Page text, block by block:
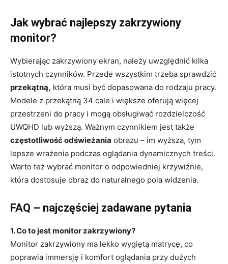
Jak wybrać najlepszy zakrzywiony
monitor?
Wybierając zakrzywiony ekran, należy uwzględnić kilka
istotnych czynników. Przede wszystkim trzeba sprawdzić
przekątną, która musi być dopasowana do rodzaju pracy.
Modele z przekątną 34 cale i większe oferują więcej
przestrzeni do pracy i mogą obsługiwać rozdzielczość
UWQHD lub wyższą. Ważnym czynnikiem jest także
częstotliwość odświeżania obrazu – im wyższa, tym
lepsze wrażenia podczas oglądania dynamicznych treści.
Warto też wybrać monitor o odpowiedniej krzywiźnie,
która dostosuje obraz do naturalnego pola widzenia.
FAQ – najczęściej zadawane pytania
1. Co to jest monitor zakrzywiony?
Monitor zakrzywiony ma lekko wygiętą matrycę, co
poprawia immersję i komfort oglądania przy dużych